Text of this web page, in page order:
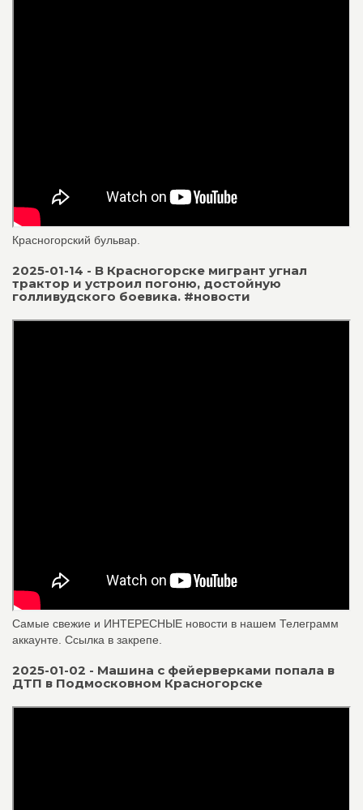
Красногорский бульвар.
2025-01-14 - В Красногорске мигрант угнал
трактор и устроил погоню, достойную
голливудского боевика. #новости
Самые свежие и ИНТЕРЕСНЫЕ новости в нашем Телеграмм
аккаунте. Ссылка в закрепе.
2025-01-02 - Машина с фейерверками попала в
ДТП в Подмосковном Красногорске